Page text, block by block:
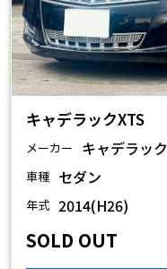
キャデラックXTS
メーカー キャデラック
車種 セダン
年式 2014(H26)
SOLD OUT